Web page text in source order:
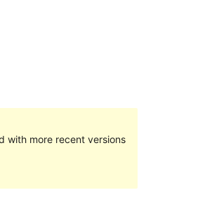
with more recent versions